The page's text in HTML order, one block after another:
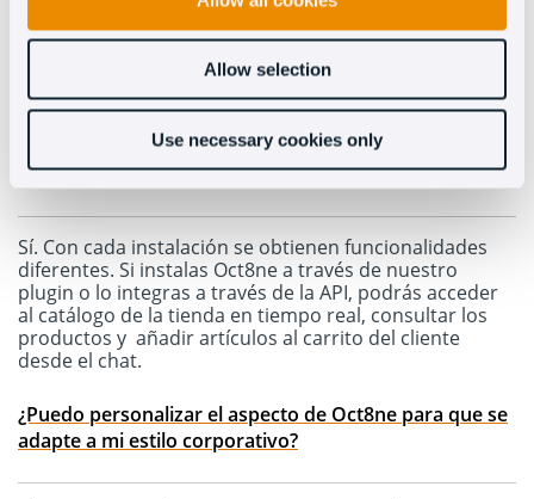
Allow selection
Use necessary cookies only
tanto para móvil como para tablets. Además, los
agentes que atienden desde el teléfono o cualquier
otro dispositivo portátil, podrán hacerlo utilizando
nuestra app.
¿Hay alguna diferencia entre la instalación por plugin,
código script o API?
Sí. Con cada instalación se obtienen funcionalidades
diferentes. Si instalas Oct8ne a través de nuestro
plugin o lo integras a través de la API, podrás acceder
al catálogo de la tienda en tiempo real, consultar los
productos y añadir artículos al carrito del cliente
desde el chat.
¿Puedo personalizar el aspecto de Oct8ne para que se
adapte a mi estilo corporativo?